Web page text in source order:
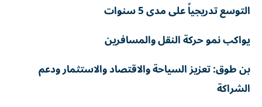
التوسع تدريجياً على مدى 5 سنوات
يواكب نمو حركة النقل والمسافرين
بن طوق: تعزيز السياحة والاقتصاد والاستثمار ودعم
الشراكة